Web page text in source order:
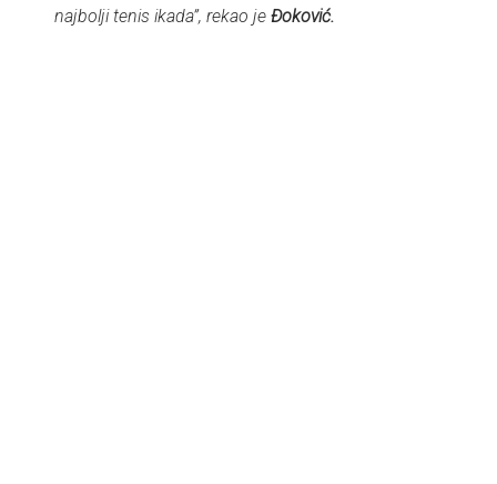
najbolji tenis ikada”, rekao jeĐoković.